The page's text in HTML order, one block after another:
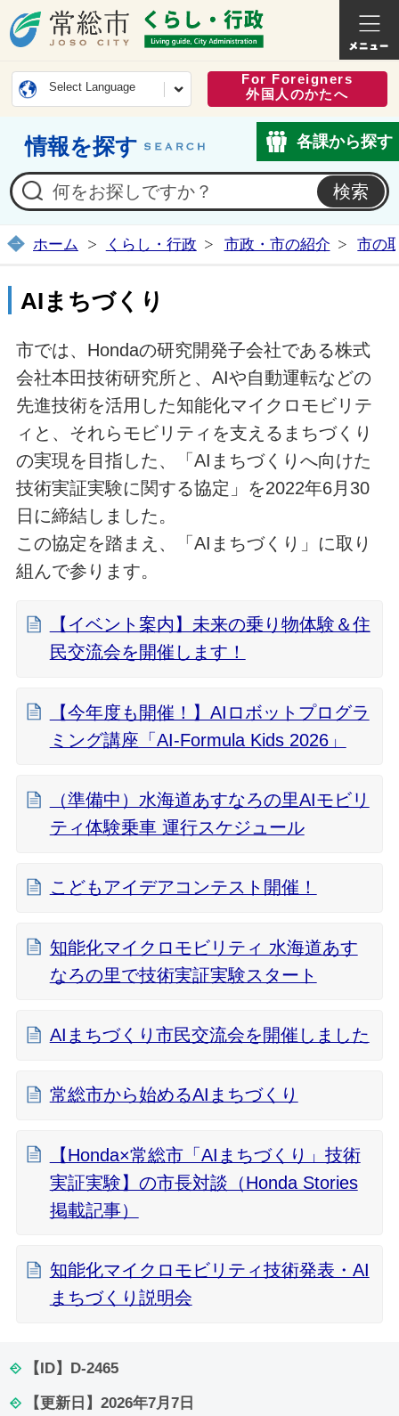
常総市公式ホームページ
くらし
Select Language
For Foreigners
外国人のかたへ
情報を探す 各課から探す
ホーム くらし・行政 市政・市の紹介 市の
AIまちづくり
市では、Hondaの研究開発子会社である株式
会社本田技術研究所と、AIや自動運転などの
先進技術を活用した知能化マイクロモビリテ
ィと、それらモビリティを支えるまちづくり
の実現を目指した、「AIまちづくりへ向けた
技術実証実験に関する協定」を2022年6月30
日に締結しました。
この協定を踏まえ、「AIまちづくり」に取り
組んで参ります。
【イベント案内】未来の乗り物体験＆住
民交流会を開催します！
【今年度も開催！】AIロボットプログラ
ミング講座「AI-Formula Kids 2026」
（準備中）水海道あすなろの里AIモビリ
ティ体験乗車 運行スケジュール
こどもアイデアコンテスト開催！
知能化マイクロモビリティ 水海道あす
なろの里で技術実証実験スタート
AIまちづくり市民交流会を開催しました
常総市から始めるAIまちづくり
【Honda×常総市「AIまちづくり」技術
実証実験】の市長対談（Honda Stories
掲載記事）
知能化マイクロモビリティ技術発表・AI
まちづくり説明会
【ID】 D-2465
【更新日】 2026年7月7日